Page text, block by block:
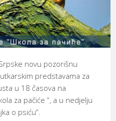
novu pozorišnu
predstavama za
u 18 časova na
za pačiće “, a u nedjelju
o psiću“.